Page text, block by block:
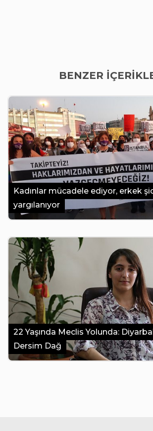
BENZER
Kadınlar mücadele ediyor, erkek
yargılanıyor
22 Yaşında Meclis Yolunda:
Dersim Dağ